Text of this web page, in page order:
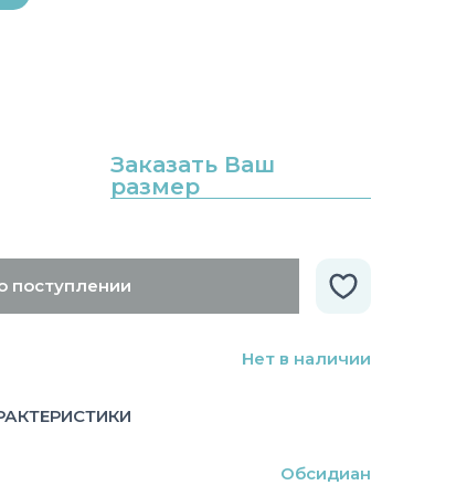
Заказать Ваш
размер
поступлении
Нет в наличии
Обсидиан